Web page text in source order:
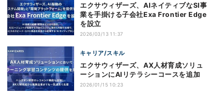
エクサウィザーズ、AIネイティブなSI事
業を手掛ける子会社Exa Frontier Edge
を設立
2026/03/13 11:37
キャリア/スキル
エクサウィザーズ、AX人材育成ソリュ
ーションにAIリテラシーコースを追加
2026/01/15 10:23